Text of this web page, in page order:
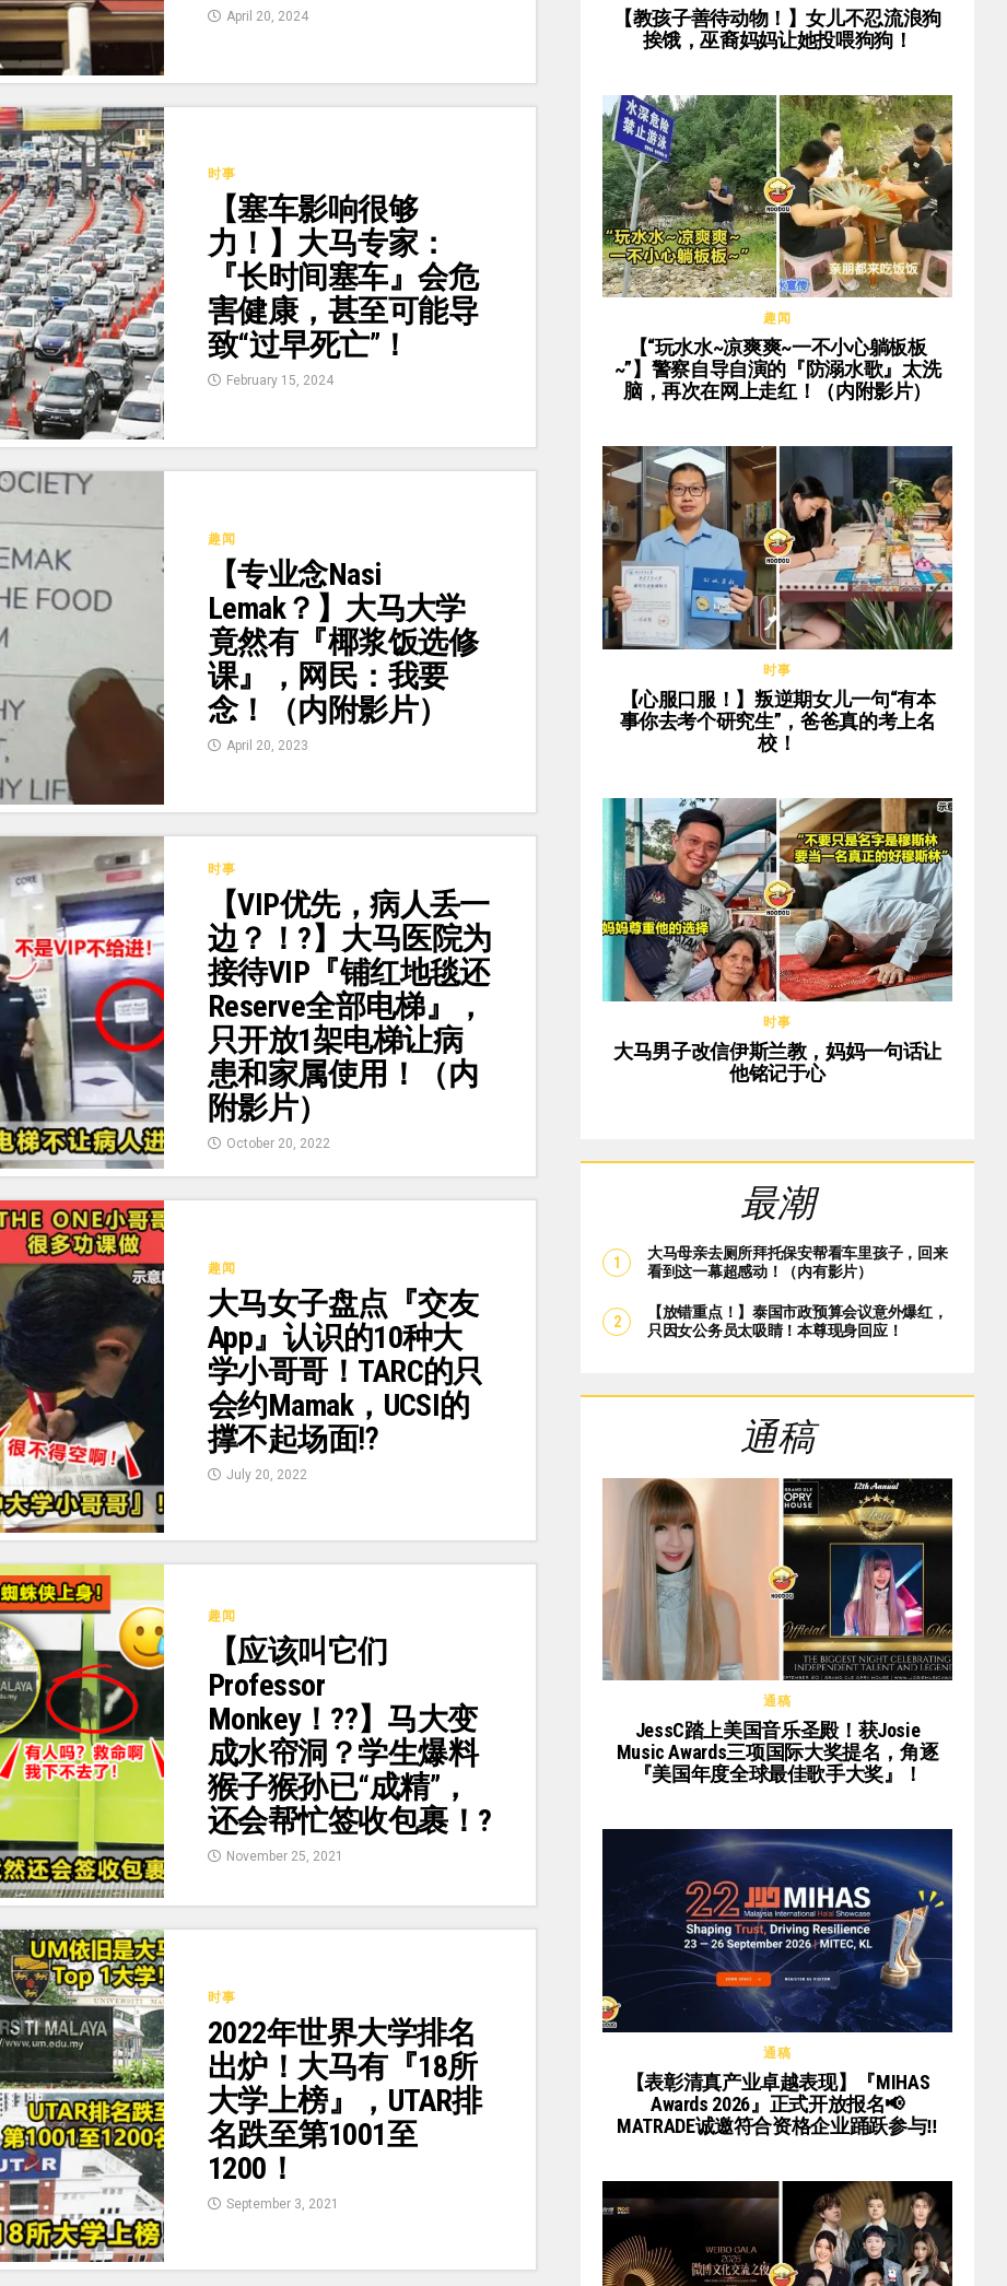
April 20, 2024
时事
【塞车影响很够
力！】大马专家：
『长时间塞车』会危
害健康，甚至可能导
致“过早死亡”！
February 15, 2024
趣闻
【专业念Nasi
Lemak？】大马大学
竟然有『椰浆饭选修
课』，网民：我要
念！（内附影片）
April 20, 2023
时事
【VIP优先，病人丢一
边？！?】大马医院为
接待VIP『铺红地毯还
Reserve全部电梯』，
只开放1架电梯让病
患和家属使用！（内
附影片）
October 20, 2022
趣闻
大马女子盘点『交友
App』认识的10种大
学小哥哥！TARC的只
会约Mamak，UCSI的
撑不起场面⁉
July 20, 2022
趣闻
【应该叫它们
Professor
Monkey！??】马大变
成水帘洞？学生爆料
猴子猴孙已“成精”，
还会帮忙签收包裹！?
November 25, 2021
时事
2022年世界大学排名
出炉！大马有『18所
大学上榜』，UTAR排
名跌至第1001至
1200！
September 3, 2021
【教孩子善待动物！】女儿不忍流浪狗
挨饿，巫裔妈妈让她投喂狗狗！
趣闻
【“玩水水~凉爽爽~一不小心躺板板
~”】警察自导自演的『防溺水歌』太洗
脑，再次在网上走红！（内附影片）
时事
【心服口服！】叛逆期女儿一句“有本
事你去考个研究生”，爸爸真的考上名
校！
时事
大马男子改信伊斯兰教，妈妈一句话让
他铭记于心
最潮
大马母亲去厕所拜托保安帮看车里孩子，回来
看到这一幕超感动！（内有影片）
【放错重点！】泰国市政预算会议意外爆红，
只因女公务员太吸睛！本尊现身回应！
通稿
通稿
JessC踏上美国音乐圣殿！获Josie
Music Awards三项国际大奖提名，角逐
『美国年度全球最佳歌手大奖』！
通稿
【表彰清真产业卓越表现】『MIHAS
Awards 2026』正式开放报名📢
MATRADE诚邀符合资格企业踊跃参与‼️